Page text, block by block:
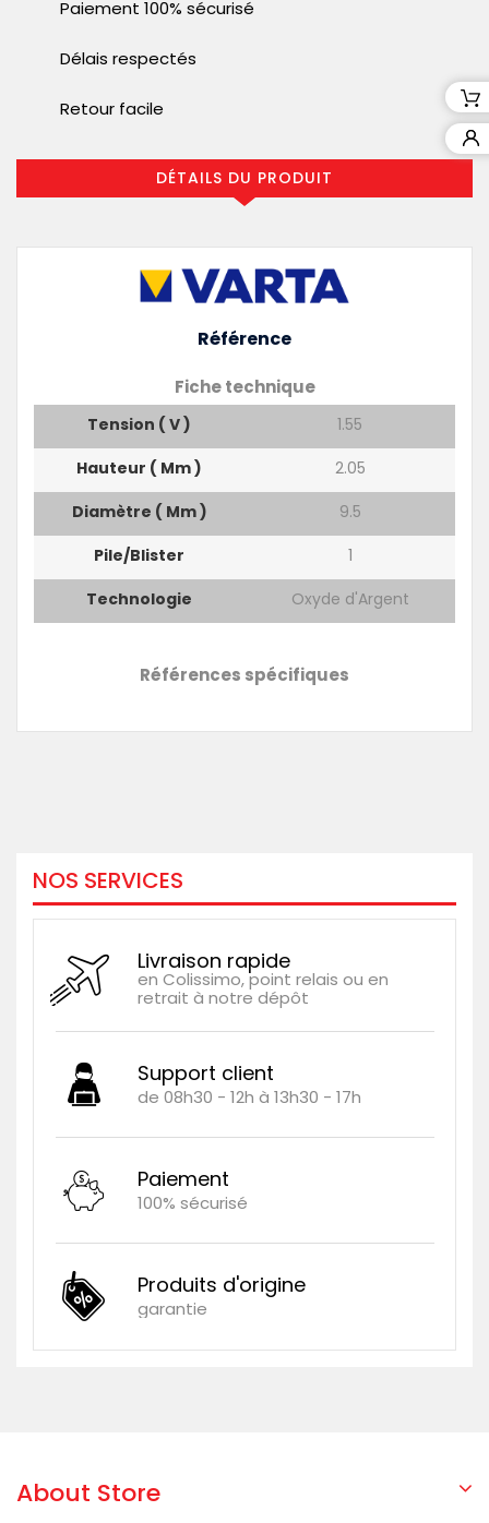
Paiement 100% sécurisé
Délais respectés
Retour facile
DÉTAILS DU PRODUIT
Référence
Fiche technique
Tension ( V )
1.55
Hauteur ( Mm )
2.05
Diamètre ( Mm )
9.5
Pile/blister
1
Technologie
Oxyde d'Argent
Références spécifiques
NOS SERVICES
Livraison rapide
en Colissimo, point relais ou en
retrait à notre dépôt
Support client
de 08h30 - 12h à 13h30 - 17h
Paiement
100% sécurisé
Produits d'origine
garantie
About Store